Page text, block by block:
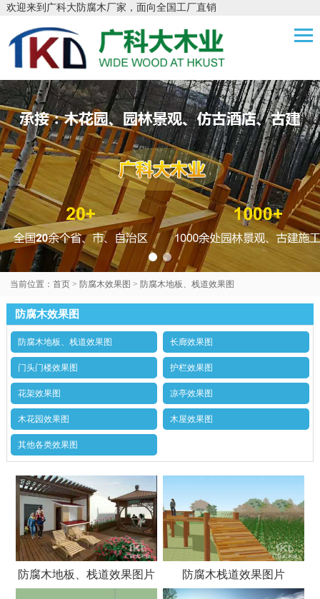
欢迎来到广科大防腐木厂家，面向全国工厂直销
当前位置： 首页> 防腐木效果图 > 防腐木地板、栈道效果图
防腐木效果图
防腐木地板、栈道效果图 长廊效果图
门头门楼效果图 护栏效果图
花架效果图 凉亭效果图
木花园效果图 木屋效果图
其他各类效果图
防腐木地板、栈道效果图片 防腐木栈道效果图片